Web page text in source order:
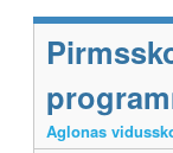
Aglonas